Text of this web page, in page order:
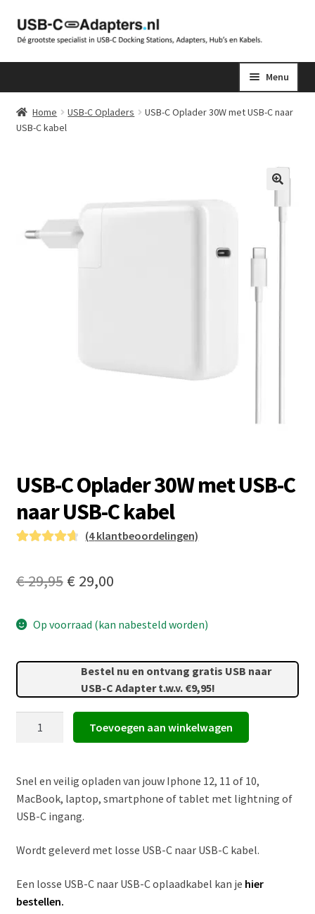
Ga
navigatie
Ga
inhoud
Menu
Home USB-C Opladers
USB-C Oplader 30W met USB-C naar
USB-C kabel
USB-C Oplader 30W met USB-C
naar USB-C kabel
gebaseerd
waardering
(4klantbeoordelingen)
€29,95 Oorspronkelijke
was:
€ 29,95.
€ 29,00Huidige
is:
€ 29,00.
Op voorraad (kan nabesteld worden)
Bestel nu en ontvang gratis USB naar
USB-C Adapter t.w.v. €9,95!
met
USB-
C
C
kabel
Toevoegen aan winkelwagen
Snel en veilig opladen van jouw Iphone 12, 11 of 10,
MacBook, laptop, smartphone of tablet met lightning of
USB-C ingang.
Wordt geleverd met losse USB-C naar USB-C kabel.
Een losse USB-C naar USB-C oplaadkabel kan je hier
bestellen.